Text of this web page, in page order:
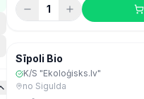
1
Šodien
Sīpoli Bio
K/S "Ekoloģisks.lv"
no Sigulda